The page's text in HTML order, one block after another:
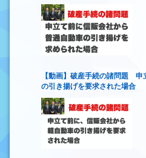
【動画】破産手続の諸問題 申
の引き揚げを要求された場合